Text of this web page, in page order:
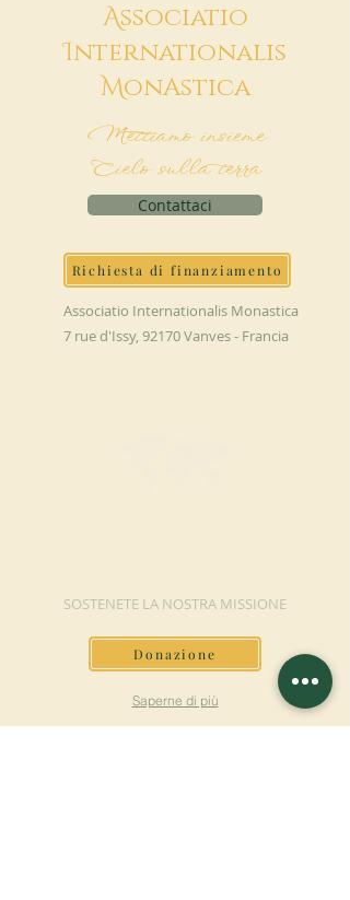
Associatio
Internationalis
MonAstica
Mettiamo insieme
Cielo sulla terra
Contattaci
Richiesta di finanziamento
Associatio Internationalis Monastica
7 rue d'Issy, 92170 Vanves - Francia
SOSTENETE LA NOSTRA MISSIONE
Donazione
Saperne di più